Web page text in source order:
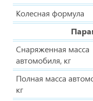
Колесная формула
Снаряженная масса
автомобиля, кг
Полная масса
кг